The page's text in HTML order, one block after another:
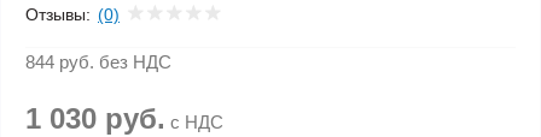
Отзывы: (0)
844 руб. без НДС
1 030 руб. с НДС